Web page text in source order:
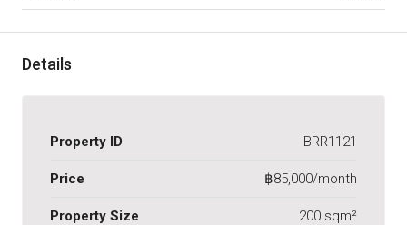
Details
Property ID BRR1121
Price ฿85,000/month
Property Size 200 sqm²